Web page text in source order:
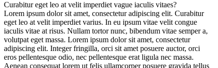
Curabitur eget leo at velit imperdiet vague iaculis vitaes?
Lorem ipsum dolor sit amet, consectetur adipiscing elit. Curabitur
eget leo at velit imperdiet varius. In eu ipsum vitae velit congue
iaculis vitae at risus. Nullam tortor nunc, bibendum vitae semper a,
volutpat eget massa. Lorem ipsum dolor sit amet, consectetur
adipiscing elit. Integer fringilla, orci sit amet posuere auctor, orci
eros pellentesque odio, nec pellentesque erat ligula nec massa.
Aenean consequat lorem ut felis ullamcorper posuere gravida tellus